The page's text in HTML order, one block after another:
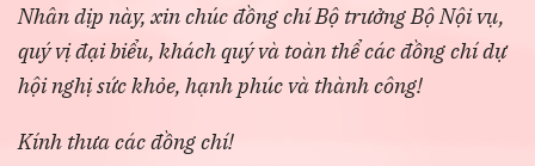
Nhân dịp này, xin chúc đồng chí Bộ trưởng Bộ Nội vụ,
quý vị đại biểu, khách quý và toàn thể các đồng chí dự
hội nghị sức khỏe, hạnh phúc và thành công!
Kính thưa các đồng chí!